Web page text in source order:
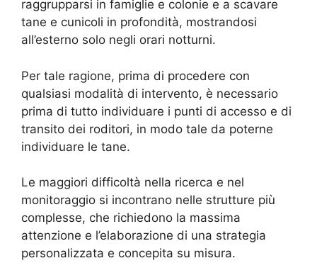
raggrupparsi in famiglie e colonie e a scavare
tane e cunicoli in profondità, mostrandosi
all’esterno solo negli orari notturni.
Per tale ragione, prima di procedere con
qualsiasi modalità di intervento, è necessario
prima di tutto individuare i punti di accesso e di
transito dei roditori, in modo tale da poterne
individuare le tane.
Le maggiori difficoltà nella ricerca e nel
monitoraggio si incontrano nelle strutture più
complesse, che richiedono la massima
attenzione e l’elaborazione di una strategia
personalizzata e concepita su misura.